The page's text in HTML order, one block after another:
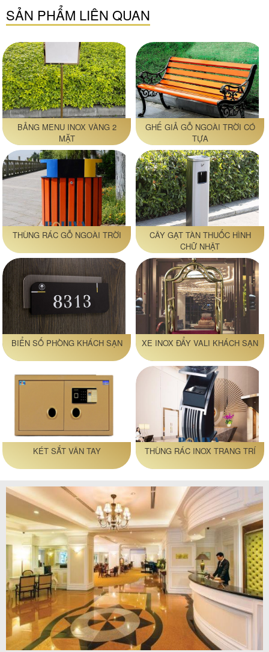
SẢN PHẨM LIÊN QUAN
BẢNG MENU INOX VÀNG 2
MẶT
GHẾ GIẢ GỖ NGOÀI TRỜI CÓ
TỰA
THÙNG RÁC GỖ NGOÀI TRỜI
CÂY GẠT TÀN THUỐC HÌNH
CHỮ NHẬT
BIỂN SỐ PHÒNG KHÁCH SẠN XE INOX ĐẨY VALI KHÁCH SẠN
KÉT SẮT VÂN TAY THÙNG RÁC INOX TRANG TRÍ